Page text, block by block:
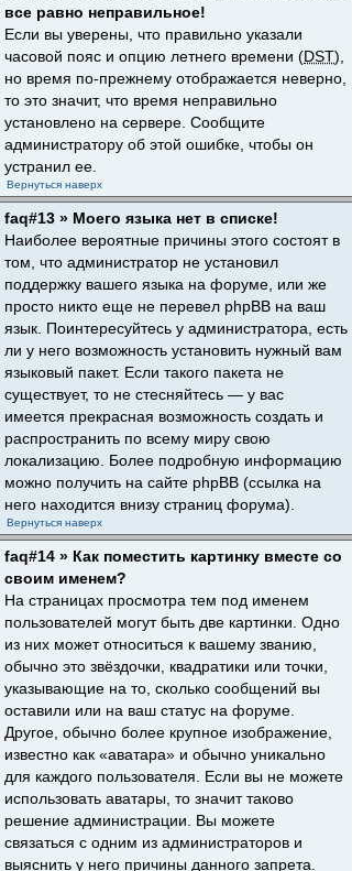
все равно неправильное!
Если вы уверены, что правильно указали
часовой пояс и опцию летнего времени (DST),
но время по-прежнему отображается неверно,
то это значит, что время неправильно
установлено на сервере. Сообщите
администратору об этой ошибке, чтобы он
устранил ее.
Вернуться наверх
faq#13 » Моего языка нет в списке!
Наиболее вероятные причины этого состоят в
том, что администратор не установил
поддержку вашего языка на форуме, или же
просто никто еще не перевел phpBB на ваш
язык. Поинтересуйтесь у администратора, есть
ли у него возможность установить нужный вам
языковый пакет. Если такого пакета не
существует, то не стесняйтесь — у вас
имеется прекрасная возможность создать и
распространить по всему миру свою
локализацию. Более подробную информацию
можно получить на сайте phpBB (ссылка на
него находится внизу страниц форума).
Вернуться наверх
faq#14 » Как поместить картинку вместе со
своим именем?
На страницах просмотра тем под именем
пользователей могут быть две картинки. Одно
из них может относиться к вашему званию,
обычно это звёздочки, квадратики или точки,
указывающие на то, сколько сообщений вы
оставили или на ваш статус на форуме.
Другое, обычно более крупное изображение,
известно как «аватара» и обычно уникально
для каждого пользователя. Если вы не можете
использовать аватары, то значит таково
решение администрации. Вы можете
связаться с одним из администраторов и
выяснить у него причины данного запрета.